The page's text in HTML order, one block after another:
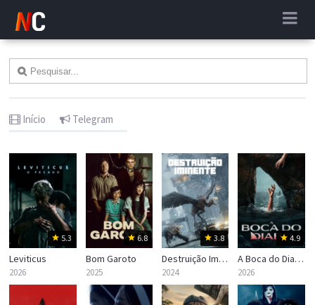
Início Telegram
5.3
Leviticus
2026
6.8
Bom Garoto
2025
3.8
Destruição Iminente
2024
4.9
A Boca do Diabo
2026